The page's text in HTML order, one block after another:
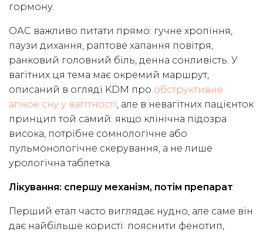
гормону.
ОАС важливо питати прямо: гучне хропіння,
паузи дихання, раптове хапання повітря,
ранковий головний біль, денна сонливість. У
вагітних ця тема має окремий маршрут,
описаний в огляді KDM про обструктивне
апное сну у вагітності , але в невагітних пацієнток
принцип той самий: якщо клінічна підозра
висока, потрібне сомнологічне або
пульмонологічне скерування, а не лише
урологічна таблетка.
Лікування: спершу механізм, потім препарат
Перший етап часто виглядає нудно, але саме він
дає найбільше користі: пояснити фенотип,